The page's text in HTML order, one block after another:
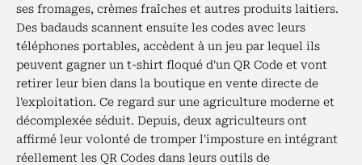
ses fromages, crèmes fraîches et autres produits laitiers.
Des badauds scannent ensuite les codes avec leurs
téléphones portables, accèdent à un jeu par lequel ils
peuvent gagner un t-shirt floqué d'un QR Code et vont
retirer leur bien dans la boutique en vente directe de
l'exploitation. Ce regard sur une agriculture moderne et
décomplexée séduit. Depuis, deux agriculteurs ont
affirmé leur volonté de tromper l'imposture en intégrant
réellement les QR Codes dans leurs outils de